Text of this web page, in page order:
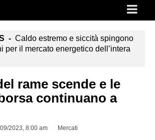
- Caldo estremo e siccità spingono
per il mercato energetico dell’intera
rame scende e le
continuano a
2023, 8:00 am Mercati